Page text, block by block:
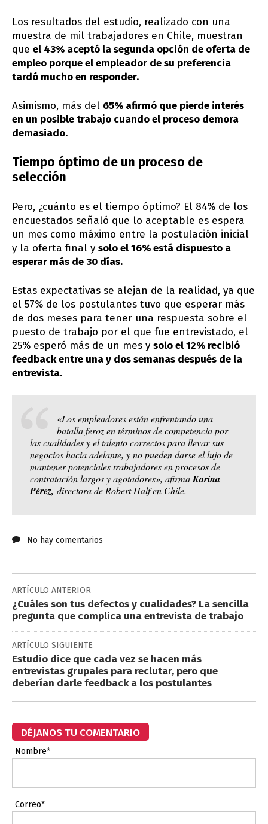
Los resultados del estudio, realizado con una
muestra de mil trabajadores en Chile, muestran
que el 43% aceptó la segunda opción de oferta de
empleo porque el empleador de su preferencia
tardó mucho en responder.
Asimismo, más del 65% afirmó que pierde interés
en un posible trabajo cuando el proceso demora
demasiado.
Tiempo óptimo de un proceso de
selección
Pero, ¿cuánto es el tiempo óptimo? El 84% de los
encuestados señaló que lo aceptable es espera
un mes como máximo entre la postulación inicial
y la oferta final y solo el 16% está dispuesto a
esperar más de 30 días.
Estas expectativas se alejan de la realidad, ya que
el 57% de los postulantes tuvo que esperar más
de dos meses para tener una respuesta sobre el
puesto de trabajo por el que fue entrevistado, el
25% esperó más de un mes y solo el 12% recibió
feedback entre una y dos semanas después de la
entrevista.
«Los empleadores están enfrentando una
batalla feroz en términos de competencia por
las cualidades y el talento correctos para llevar sus
negocios hacia adelante, y no pueden darse el lujo de
mantener potenciales trabajadores en procesos de
contratación largos y agotadores», afirmaKarina
Pérez, directora de Robert Half en Chile.
No hay comentarios
ARTÍCULO ANTERIOR
¿Cuáles son tus defectos y cualidades? La sencilla
pregunta que complica una entrevista de trabajo
ARTÍCULO SIGUIENTE
Estudio dice que cada vez se hacen más
entrevistas grupales para reclutar, pero que
deberían darle feedback a los postulantes
DÉJANOS TU COMENTARIO
Nombre*
Correo*